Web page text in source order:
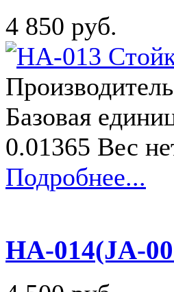
4 850 руб.
Базовая
0.01365 Вес
Подробнее...
HA-014(JA-